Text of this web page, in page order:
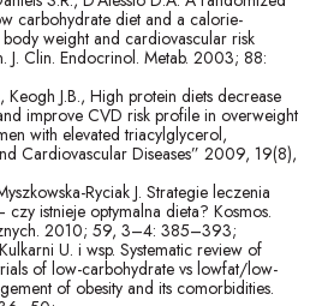
carbohydrate diet and a calorie-
weight and cardiovascular risk
J. Clin. Endocrinol. Metab. 2003; 88:
Keogh J.B., High protein diets decrease
improve CVD risk profile in overweight
with elevated triacylglycerol,
Cardiovascular Diseases” 2009, 19(8),
Ryciak J. Strategie leczenia
istnieje optymalna dieta? Kosmos.
2010; 59, 3–4: 385–393;
U. i wsp. Systematic review of
of low-carbohydrate vs lowfat/low-
of obesity and its comorbidities.